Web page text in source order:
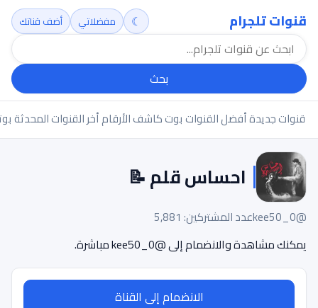
قنوات تلجرام
بحث
☾ مفضلاتي أضف قناتك
قنوات جديدةأفضل القنواتبوت كاشف الأرقامأخر القنوات المحدثة
احساس قلم 📝
@kee50_0
عدد المشتركين: 5,881
يمكنك مشاهدة والانضمام إلى @kee50_0 مباشرة.
الانضمام إلى القناة